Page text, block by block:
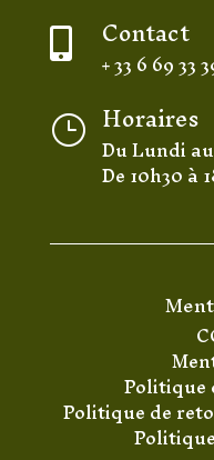
 Contact
+ 33 6 69 33
} Horaires
Du Lundi
De 10h30 à
Politique de